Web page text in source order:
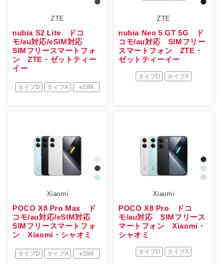
ZTE
nubia S2 Lite ドコ
モ/au対応/eSIM対応
SIMフリースマートフォ
ン ZTE・ゼットティー
イー
タイプD タイプA eSIM
ZTE
nubia Neo 5 GT 5G ド
コモ/au対応 SIMフリー
スマートフォン ZTE・
ゼットティーイー
タイプD タイプA
Xiaomi
POCO X8 Pro Max ド
コモ/au対応/eSIM対応
SIMフリースマートフォ
ン Xiaomi・シャオミ
タイプD タイプA eSIM
Xiaomi
POCO X8 Pro ドコ
モ/au対応 SIMフリース
マートフォン Xiaomi・
シャオミ
タイプD タイプA